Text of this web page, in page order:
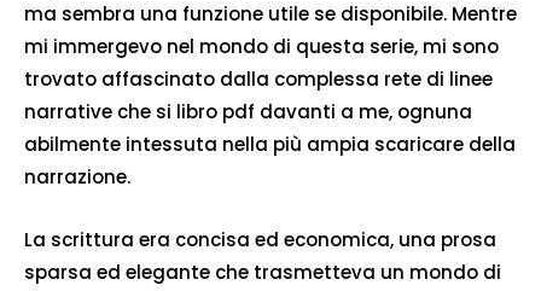
ma sembra una funzione utile se disponibile. Mentre
mi immergevo nel mondo di questa serie, mi sono
trovato affascinato dalla complessa rete di linee
narrative che si libro pdf davanti a me, ognuna
abilmente intessuta nella più ampia scaricare della
narrazione.
La scrittura era concisa ed economica, una prosa
sparsa ed elegante che trasmetteva un mondo di